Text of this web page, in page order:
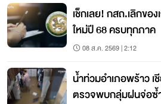
เช็กเลย! กสถ.เลิกข
ใหม่ปี 68 ครบทุกภาค
08 ส.ค. 2569 | 2:12
น้ำท่วมอำเภอพร้าว เ
ตรวจพบกลุ่มฝนจ่อซ้